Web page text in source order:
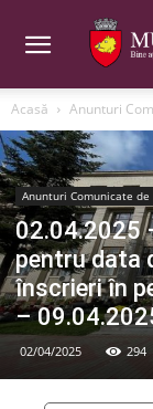
Acasă Anunturi
Anunturi Comunicate de
02.04.2025
pentru data
înscrieri în
–
02/04/2025 294